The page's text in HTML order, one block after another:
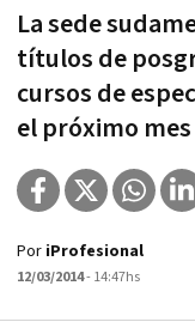
La sede
títulos de
cursos de
el próximo
Por iProfesional
12/03/2014- 14:47hs